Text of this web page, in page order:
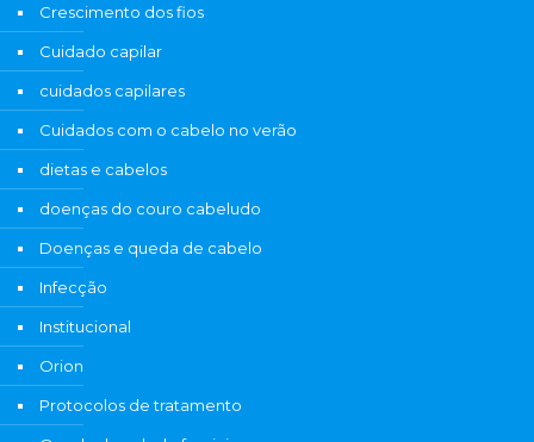
Crescimento dos fios
Cuidado capilar
cuidados capilares
Cuidados com o cabelo no verão
dietas e cabelos
doenças do couro cabeludo
Doenças e queda de cabelo
Infecção
Institucional
Orion
Protocolos de tratamento